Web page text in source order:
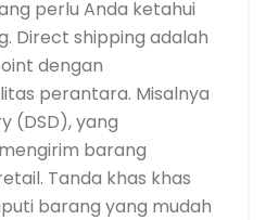
perlu Anda ketahui
Direct shipping adalah
dengan
perantara. Misalnya
(DSD), yang
barang
Tanda khas khas
barang yang mudah